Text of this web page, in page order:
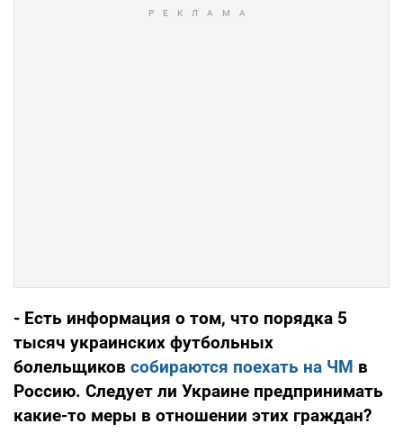
- Есть информация о том, что порядка 5
тысяч украинских футбольных
болельщиков собираются поехать на ЧМ в
Россию. Следует ли Украине предпринимать
какие-то меры в отношении этих граждан?